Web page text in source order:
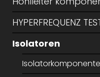
HYPERFREQUENZ
Isolatoren